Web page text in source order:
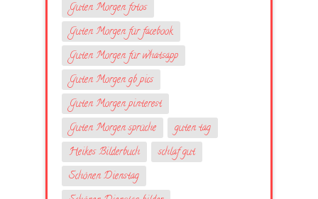
Guten Morgen fotos
Guten Morgen für facebook
Guten Morgen für whatsapp
Guten Morgen gb pics
Guten Morgen pinterest
Guten Morgen sprüche
guten tag
Heikes Bilderbuch
schlaf gut
Schönen Dienstag